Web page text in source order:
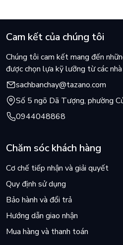
được." - Guardian
"Gần như không thể buông
sẽ ám ảnh tâm trí bạn nhiều ngày
The Bookseller
luôn đi trước độc giả trước khi
cùng trong những trang cuối." -
"Lò Thiêu, với tư cách một chủ đề,
chi, hạn chế bình luận và ưu tiên
ràng: cuốn sách này sẽ khó lòng
ngon." - Observer
Cam kết của chúng tôi
Chúng tôi cam kết mang đến
được chọn lựa kỹ lưỡng từ các
sachbanchay@tazano.com
Số 5 ngõ Dã Tượng, phường
0944048868
Chăm sóc khách hàng
Cơ chế tiếp nhận và giải quyết
Quy định sử dụng
Bảo hành và đổi trả
Hướng dẫn giao nhận
Mua hàng và thanh toán